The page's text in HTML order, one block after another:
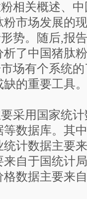
相关概述、
市场发展的
势。随后,报
了中国猪肽
场有个系统
的重要工具。
用国家统计
数据库。其
计数据主要
自于国统计
数据主要来